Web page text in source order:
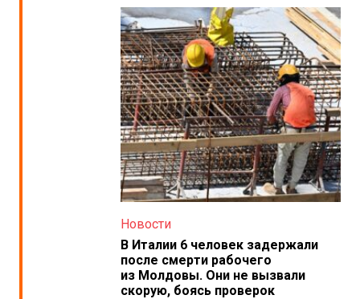
Новости
В Италии 6 человек задержали
после смерти рабочего
из Молдовы. Они не вызвали
скорую, боясь проверок